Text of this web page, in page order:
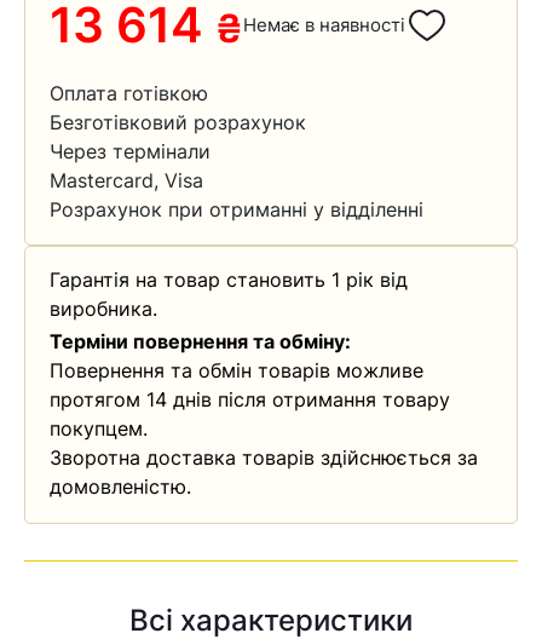
13 614 ₴Немає в наявності
Оплата готівкою
Безготівковий розрахунок
Через термінали
Mastercard, Visa
Розрахунок при отриманні у відділенні
Гарантія на товар становить 1 рік від
виробника.
Терміни повернення та обміну:
Повернення та обмін товарів можливе
протягом 14 днів після отримання товару
покупцем.
Зворотна доставка товарів здійснюється за
домовленістю.
Всі характеристики